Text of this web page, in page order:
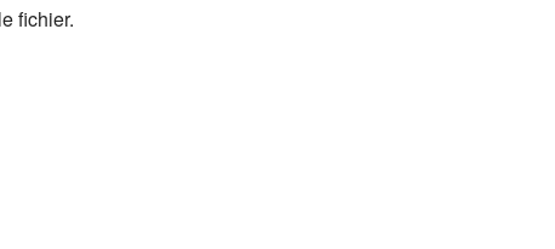
fichier.